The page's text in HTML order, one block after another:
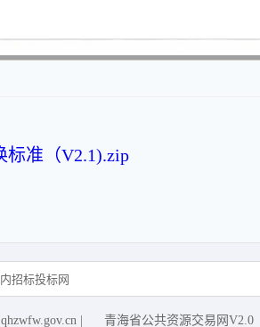
标准（V2.1).zip
招标投标网
青海省公共资源交易网V2.0